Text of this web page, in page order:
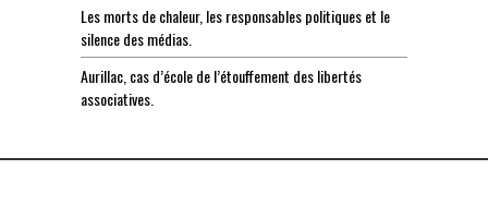
Les morts de chaleur, les responsables politiques et le
silence des médias.
Aurillac, cas d’école de l’étouffement des libertés
associatives.